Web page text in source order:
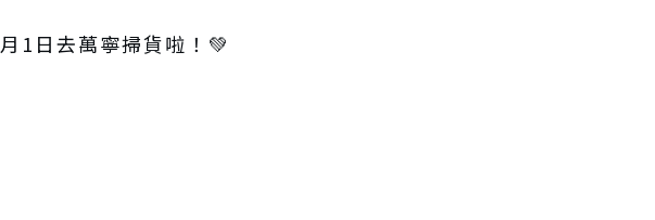
1日去萬寧掃貨啦！💚